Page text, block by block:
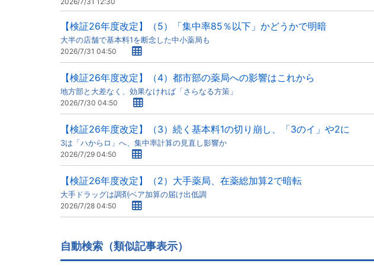
【検証26年度改定】（5）「集中率85％以下」かどうかで明暗
大半の店舗で基本料1を断念した中小薬局も
2026/7/31 04:50
【検証26年度改定】（4）都市部の薬局への影響はこれから
地方部と大差なく、効果なければ「さらなる方策」
2026/7/30 04:50
【検証26年度改定】（3）続く基本料1の切り崩し、「3のイ」や2に
3は「ハからロ」へ、集中率計算の見直し影響か
2026/7/29 04:50
【検証26年度改定】（2）大手薬局、在薬総加算2で暗転
大手ドラッグは調剤ベア加算の届け出低調
2026/7/28 04:50
自動検索（類似記事表示）